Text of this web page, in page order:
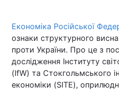
Економіка Російської
ознаки структурного
проти України. Про це з
дослідження Інституту
(IfW) та Стокгольмського
економіки (SITE),